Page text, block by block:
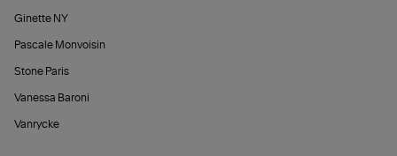
Ginette NY
Pascale Monvoisin
Stone Paris
Vanessa Baroni
Vanrycke